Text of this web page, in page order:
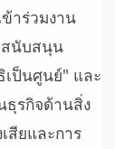
าร่วมงาน
สนับสนุน
เป็นศูนย์" และ
ธุรกิจด้านสิ่ง
สียและการ